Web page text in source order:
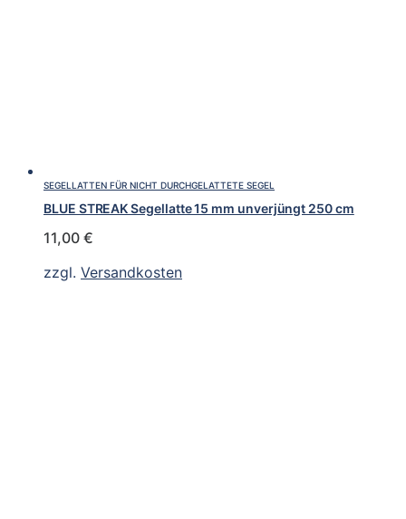
SEGELLATTEN FÜR NICHT DURCHGELATTETE SEGEL
BLUE STREAK Segellatte 15 mm unverjüngt 250 cm
11,00 €
zzgl. Versandkosten